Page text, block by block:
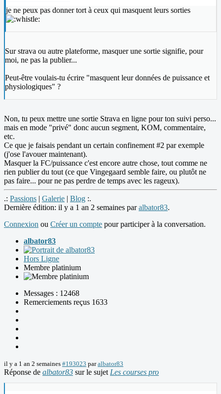
je ne peux pas donner tort à ceux qui masquent leurs sorties
Sur strava ou autre plateforme, masquer une sortie signifie, pour
moi, ne pas la publier...
Peut-être voulais-tu écrire "masquent leur données de puissance et
physiologiques" ?
Non, tu peux mettre une sortie Strava en ligne pour ton suivi perso...
mais en mode "privé" donc aucun segment, KOM, commentaire,
etc.
Ce que je faisais pendant un certain confinement #2 par exemple
(j'ose l'avouer maintenant).
Masquer la FC/puissance c'est encore autre chose, tout comme ne
rien publier du tout (ce que Vingegaard semble faire, ou plutôt ne
pas faire... pour ne pas perdre de temps avec les rageux).
.: Passions | Galerie | Blog :.
Dernière édition: il y a 1 an 2 semaines paralbator83.
Connexion ou Créer un compte pour participer à la conversation.
albator83
Hors Ligne
Membre platinium
Messages : 12468
Remerciements reçus 1633
il y a 1 an 2 semaines #193023 paralbator83
Réponse de albator83 sur le sujet Les courses pro